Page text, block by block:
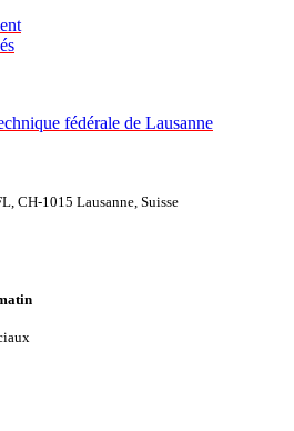
CH-1015 Lausanne, Suisse